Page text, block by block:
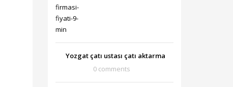
Yozgat çatı ustası çatı aktarma
0 comments